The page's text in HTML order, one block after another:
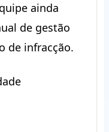
ainda
de gestão
de infracção.